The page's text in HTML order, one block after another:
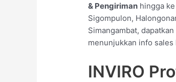
& Pengiriman hingga ke
Sigompulon,
Simangambat,
menunjukkan info
INVIRO